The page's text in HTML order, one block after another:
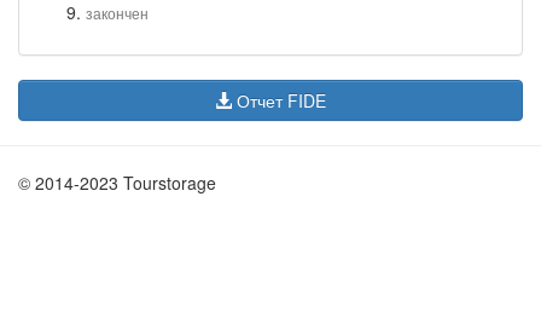
закончен
Отчет FIDE
© 2014-2023 Tourstorage